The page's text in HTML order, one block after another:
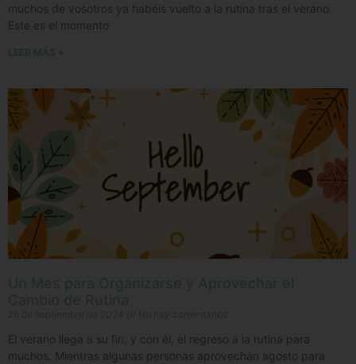
muchos de vosotros ya habéis vuelto a la rutina tras el verano.
Este es el momento
El verano llega a su fin, y con él, el regreso a la rutina para
muchos. Mientras algunas personas aprovechan agosto para